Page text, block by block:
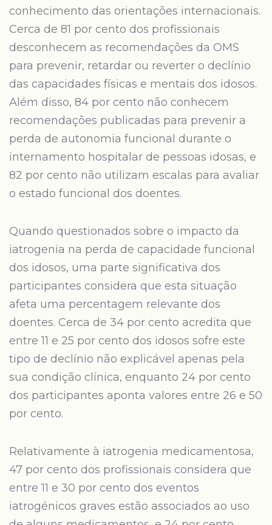
conhecimento das orientações internacionais.
Cerca de 81 por cento dos profissionais
desconhecem as recomendações da OMS
para prevenir, retardar ou reverter o declínio
das capacidades físicas e mentais dos idosos.
Além disso, 84 por cento não conhecem
recomendações publicadas para prevenir a
perda de autonomia funcional durante o
internamento hospitalar de pessoas idosas, e
82 por cento não utilizam escalas para avaliar
o estado funcional dos doentes.
Quando questionados sobre o impacto da
iatrogenia na perda de capacidade funcional
dos idosos, uma parte significativa dos
participantes considera que esta situação
afeta uma percentagem relevante dos
doentes. Cerca de 34 por cento acredita que
entre 11 e 25 por cento dos idosos sofre este
tipo de declínio não explicável apenas pela
sua condição clínica, enquanto 24 por cento
dos participantes aponta valores entre 26 e 50
por cento.
Relativamente à iatrogenia medicamentosa,
47 por cento dos profissionais considera que
entre 11 e 30 por cento dos eventos
iatrogénicos graves estão associados ao uso